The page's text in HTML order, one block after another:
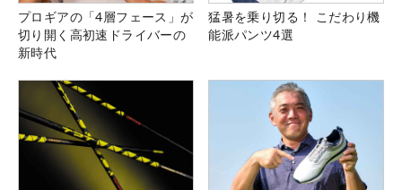
プロギアの「4層フェース」が
切り開く高初速ドライバーの
新時代
猛暑を乗り切る！ こだわり機
能派パンツ4選